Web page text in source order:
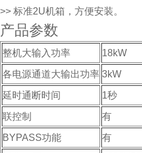
>> 标准2U机箱，方便安装。
产品参数
整机大输入功率 18kW
各电源通道大输出功率 3kW
延时通断时间 1秒
联控制 有
BYPASS功能 有